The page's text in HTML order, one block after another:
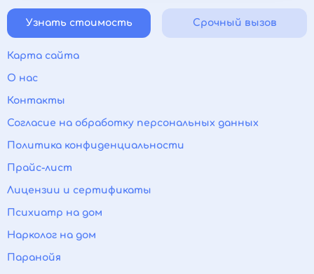
Узнать стоимость Срочный вызов
Карта сайта
О нас
Контакты
Согласие на обработку персональных данных
Политика конфиденциальности
Прайс-лист
Лицензии и сертификаты
Психиатр на дом
Нарколог на дом
Паранойя